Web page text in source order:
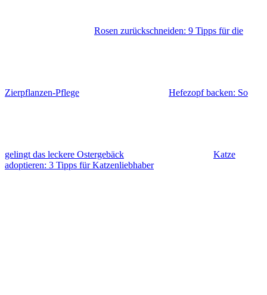
Rosen zurückschneiden: 9 Tipps für die
Zierpflanzen-Pflege Hefezopf backen: So
gelingt das leckere Ostergebäck
Katze
adoptieren: 3 Tipps für Katzenliebhaber